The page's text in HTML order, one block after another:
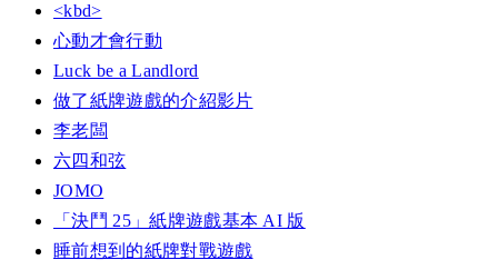
<kbd>
心動才會行動
Luck be a Landlord
做了紙牌遊戲的介紹影片
李老闆
六四和弦
JOMO
「決鬥 25」紙牌遊戲基本 AI 版
睡前想到的紙牌對戰遊戲